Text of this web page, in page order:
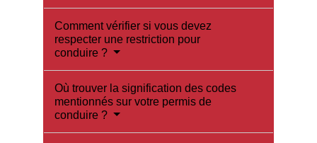
Comment vérifier si vous devez
respecter une restriction pour
conduire ?
Où trouver la signification des codes
mentionnés sur votre permis de
conduire ?